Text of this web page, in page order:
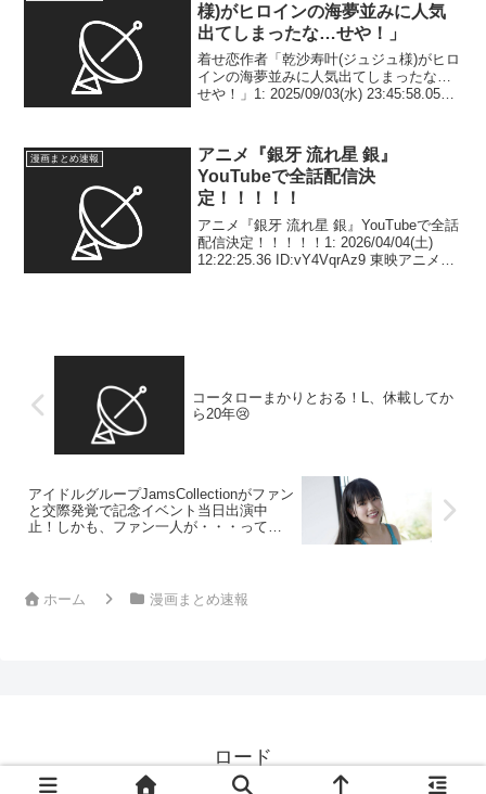
様)がヒロインの海夢並みに人気
出てしまったな…せや！」
着せ恋作者「乾沙寿叶(ジュジュ様)がヒロ
インの海夢並みに人気出てしまったな…
せや！」1: 2025/09/03(水) 23:45:58.05
漫画まとめ速報
アニメ『銀牙 流れ星 銀』
YouTubeで全話配信決
定！！！！！
アニメ『銀牙 流れ星 銀』YouTubeで全話
配信決定！！！！！1: 2026/04/04(土)
12:22:25.36 ID:vY4VqrAz9 東映アニメー
コータローまかりとおる！L、休載してか
ら20年😢
アイドルグループJamsCollectionがファン
と交際発覚で記念イベント当日出演中
止！しかも、ファン一人が・・・って、
ホーム 漫画まとめ速報
ロード
© 2024 ロード.